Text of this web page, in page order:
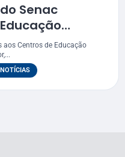
Senac
Barreto
Centros de Educação
NOTÍCIAS